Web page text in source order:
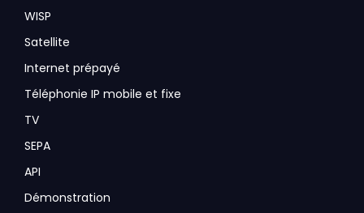
WISP
Satellite
Internet prépayé
Téléphonie IP mobile et fixe
TV
SEPA
API
Démonstration